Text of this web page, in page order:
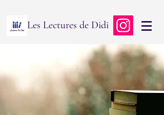
Les Lectures de Didi